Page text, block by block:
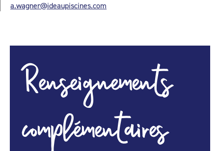
a.wagner@ideaupiscines.com
Renseignements
complémentaires